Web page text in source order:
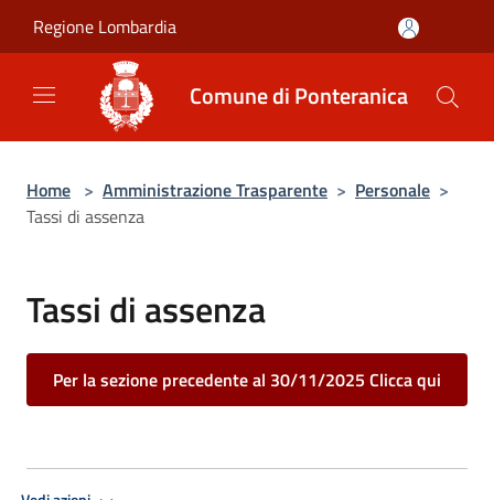
Regione Lombardia
Comune di Ponteranica
Home > Amministrazione Trasparente > Personale >
Tassi di assenza
Tassi di assenza
Per la sezione precedente al 30/11/2025 Clicca qui